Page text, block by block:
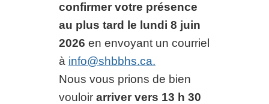
confirmer votre présence
au plus tard le lundi 8 juin
2026 en envoyant un courriel
à info@shbbhs.ca.
Nous vous prions de bien
vouloir arriver vers 13 h 30